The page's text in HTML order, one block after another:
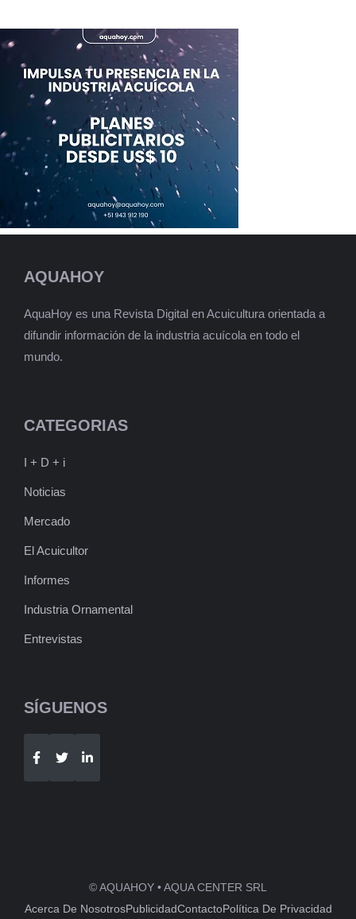
AQUAHOY
AquaHoy es una Revista Digital en Acuicultura orientada a
difundir información de la industria acuícola en todo el
mundo.
CATEGORIAS
I + D + i
Noticias
Mercado
El Acuicultor
Informes
Industria Ornamental
Entrevistas
SÍGUENOS
Telegram
© AQUAHOY • AQUA CENTER SRL
Acerca De NosotrosPublicidadContactoPolítica De Privacidad